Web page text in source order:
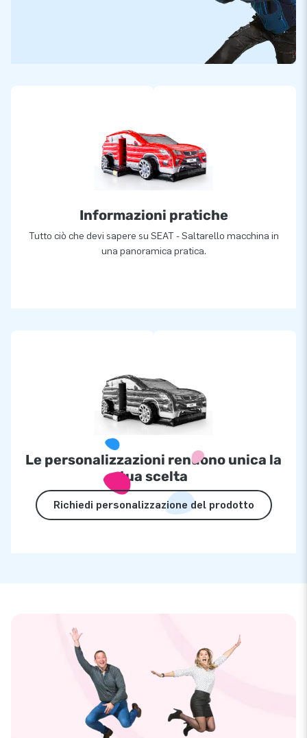
Informazioni pratiche
Tutto ciò che devi sapere su SEAT - Saltarello macchina in
una panoramica pratica.
Le personalizzazioni rendono unica la
tua scelta
Richiedi personalizzazione del prodotto